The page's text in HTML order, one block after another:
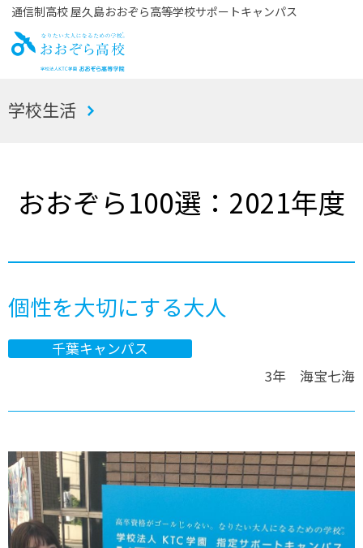
通信制高校 屋久島おおぞら高等学校サポートキャンパス
お
学校生活
おおぞら100選：2021年度
個性を大切にする大人
千葉キャンパス
3年 海宝七海